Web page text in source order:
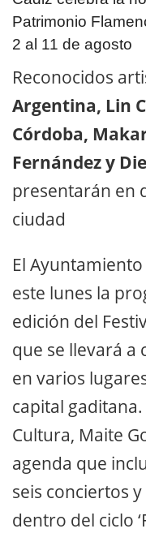
Patrimonio
2 al 11 de agosto
Reconocidos
Argentina, Lin
Córdoba,
Fernández y
presentarán en
ciudad
El
este lunes la
edición del
que se llevará a
en varios
capital
Cultura, Maite
agenda que
seis conciertos
dentro del ciclo